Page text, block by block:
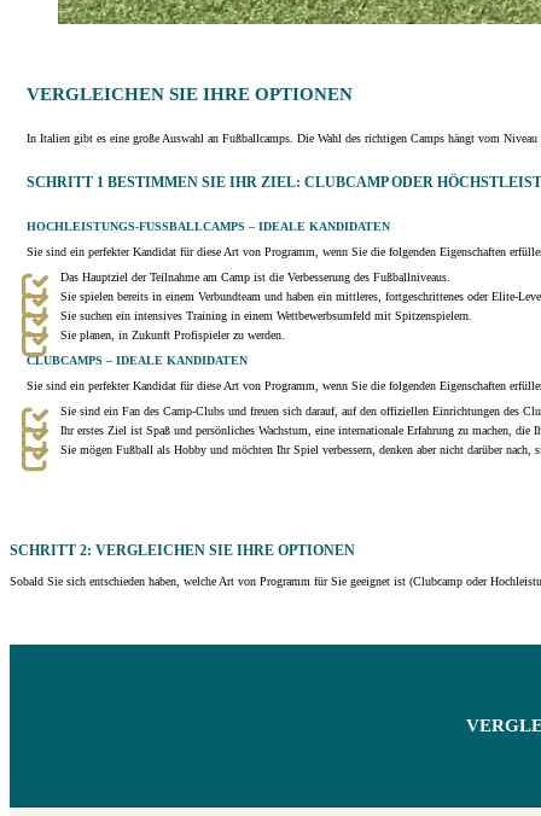
VERGLEICHEN SIE IHRE OPTIONEN
In Italien gibt es eine große Auswahl an Fußballcamps. Die Wahl des richtigen Camps hängt vom
SCHRITT 1 BESTIMMEN SIE IHR ZIEL: CLUBCAMP ODER
HOCHLEISTUNGS-FUSSBALLCAMPS – IDEALE KANDIDATEN
Sie sind ein perfekter Kandidat für diese Art von Programm, wenn Sie die folgenden Eigenschaften
Das Hauptziel der Teilnahme am Camp ist die Verbesserung des Fußballniveaus.
Sie spielen bereits in einem Verbundteam und haben ein mittleres, fortgeschrittenes oder Elite-
Sie suchen ein intensives Training in einem Wettbewerbsumfeld mit Spitzenspielern.
Sie planen, in Zukunft Profispieler zu werden.
CLUBCAMPS – IDEALE KANDIDATEN
Sie sind ein perfekter Kandidat für diese Art von Programm, wenn Sie die folgenden Eigenschaften
Sie sind ein Fan des Camp-Clubs und freuen sich darauf, auf den offiziellen Einrichtungen des
Ihr erstes Ziel ist Spaß und persönliches Wachstum, eine internationale Erfahrung zu machen,
Sie mögen Fußball als Hobby und möchten Ihr Spiel verbessern, denken aber nicht darüber
SCHRITT 2: VERGLEICHEN SIE IHRE OPTIONEN
Sobald Sie sich entschieden haben, welche Art von Programm für Sie geeignet ist (Clubcamp oder